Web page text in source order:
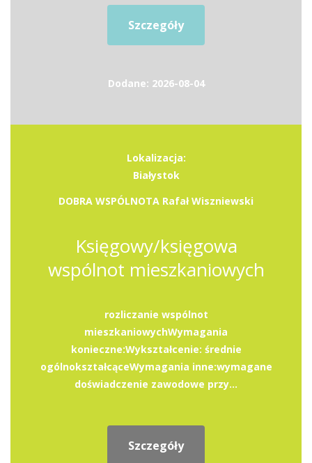
Szczegóły
Dodane: 2026-08-04
Lokalizacja:
Białystok
DOBRA WSPÓLNOTA Rafał Wiszniewski
Księgowy/księgowa
wspólnot mieszkaniowych
rozliczanie wspólnot
mieszkaniowychWymagania
konieczne:Wykształcenie: średnie
ogólnokształcąceWymagania inne:wymagane
doświadczenie zawodowe przy...
Szczegóły